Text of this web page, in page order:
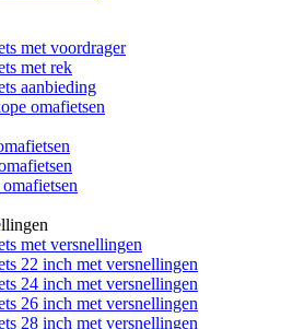
met voordrager
met rek
aanbieding
omafietsen
met versnellingen
22 inch met versnellingen
24 inch met versnellingen
26 inch met versnellingen
28 inch met versnellingen